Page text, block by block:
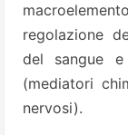
regolazione
del sangue e
(mediatori
nervosi).